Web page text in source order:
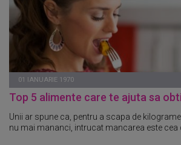
01 IANUARIE 1970
Top 5 alimente care te ajuta sa
Unii ar spune ca, pentru a scapa de
nu mai mananci, intrucat mancarea este cea